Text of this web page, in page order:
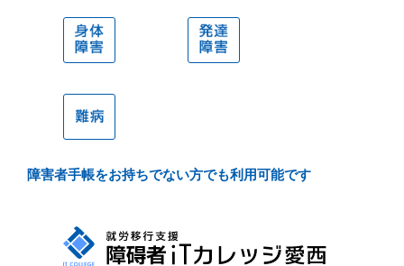
身体障
害
発達障
害
難病
障害者手帳をお持ちでない方でも利用可能です